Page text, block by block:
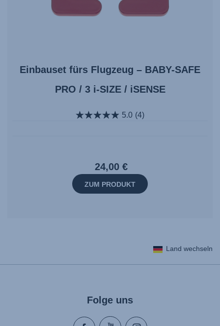
Einbauset fürs Flugzeug – BABY-SAFE
PRO / 3 i-SIZE / iSENSE
5.0 (4)
24,00 €
ZUM PRODUKT
Land wechseln
Folge uns